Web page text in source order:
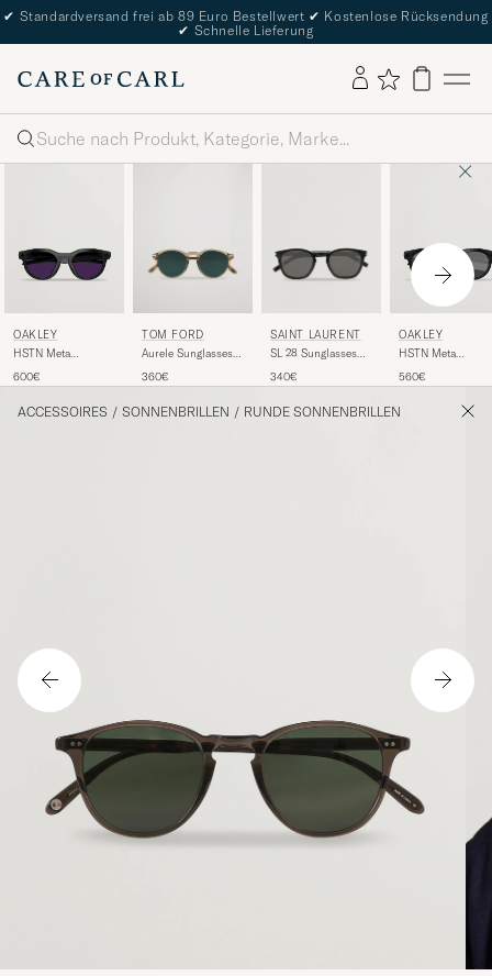
✔ Standardversand frei ab 89 Euro Bestellwert ✔ Kostenlose Rücksendung
✔ Schnelle Lieferung
Suche
OAKLEY
HSTN Meta
600€
TOM FORD
Aurele Sunglasses
360€
SAINT LAURENT
SL 28 Sunglasses
340€
OAKLEY
HSTN Meta
560€
ACCESSOIRES / SONNENBRILLEN / RUNDE SONNENBRILLEN